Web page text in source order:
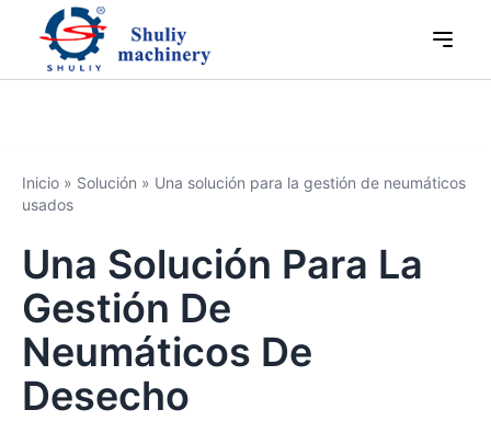
Inicio » Solución » Una solución para la gestión de neumáticos
usados
Una Solución Para La
Gestión De
Neumáticos De
Desecho